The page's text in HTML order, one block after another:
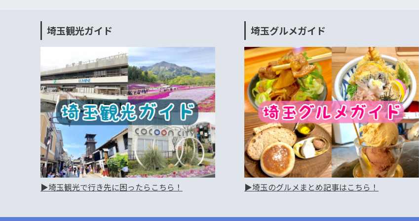
埼玉観光ガイド
▶︎埼玉観光で行き先に困ったらこちら！
埼玉グルメガイド
▶︎埼玉のグルメまとめ記事はこちら！